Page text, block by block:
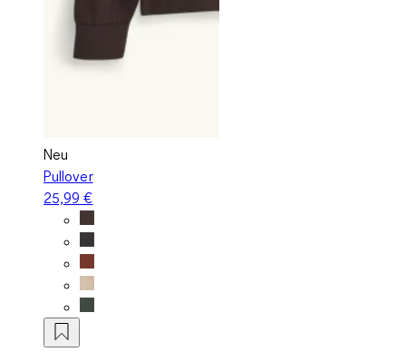
Neu
Pullover
25,99 €